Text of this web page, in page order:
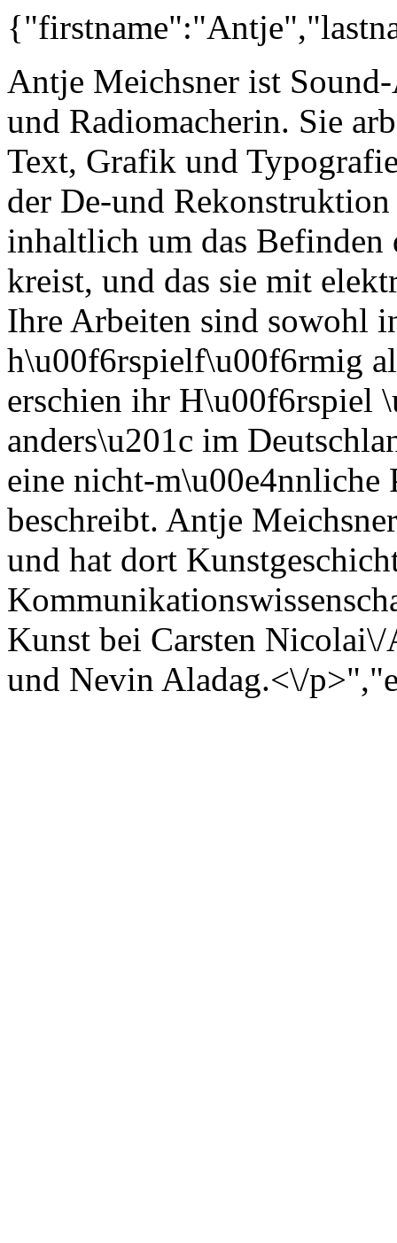
Antje Meichsner ist
und Radiomacherin. Sie
Text, Grafik und
der De-und
inhaltlich um das Befinden
kreist, und das sie mit
Ihre Arbeiten sind sowohl
h\u00f6rspielf\u00f6rmig
erschien ihr H\u00f6rspiel
anders\u201c im
eine nicht-m\u00e4nnliche
beschreibt. Antje
und hat dort
Kunst bei Carsten
und Nevin Aladag.<\/